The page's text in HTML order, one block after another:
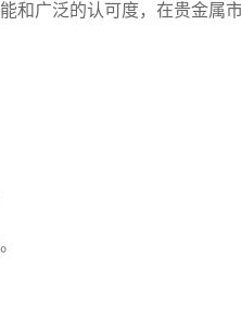
和广泛的认可度，在贵金属